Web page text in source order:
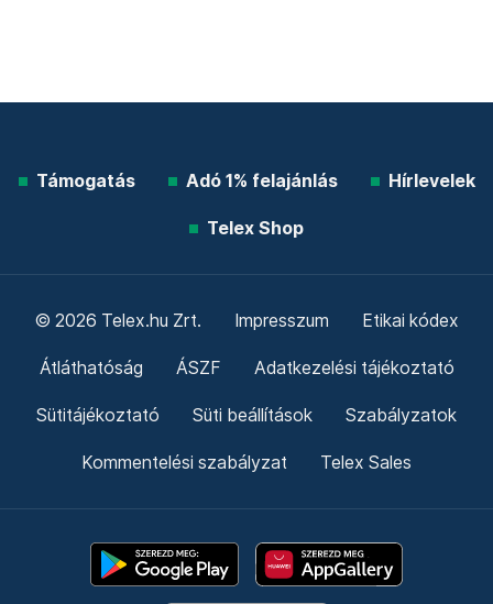
Támogatás Adó 1% felajánlás Hírlevelek
Telex Shop
© 2026 Telex.hu Zrt. Impresszum Etikai kódex
Átláthatóság ÁSZF Adatkezelési tájékoztató
Sütitájékoztató Süti beállítások Szabályzatok
Kommentelési szabályzat Telex Sales